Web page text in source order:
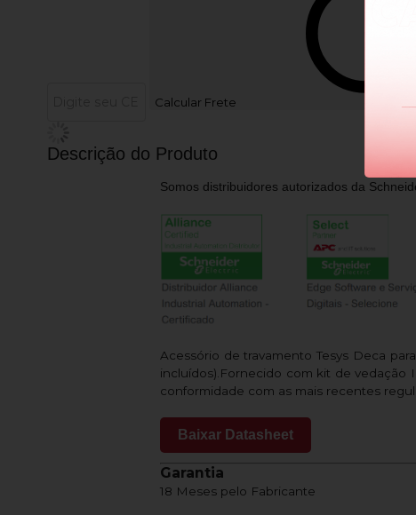
Calcular Frete
Descrição do Produto
Somos distribuidores autorizados da
Acessório de travamento Tesys Deca
incluídos).Fornecido com kit de vedação
conformidade com as mais recentes
Baixar Datasheet
Garantia
18 Meses pelo Fabricante